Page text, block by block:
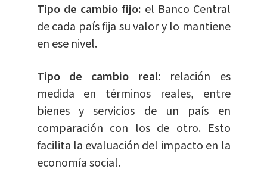
Tipo de cambio fijo: el Banco Central
de cada país fija su valor y lo mantiene
en ese nivel.
Tipo de cambio real: relación es
medida en términos reales, entre
bienes y servicios de un país en
comparación con los de otro. Esto
facilita la evaluación del impacto en la
economía social.